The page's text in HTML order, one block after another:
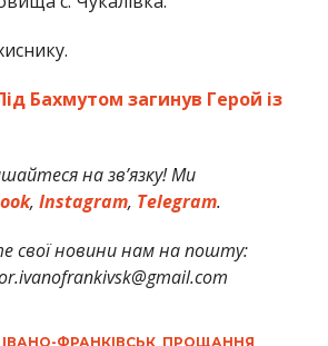
Бахмутом загинув Герой із
на зв’язку! Ми
, Instagram, Telegram.
свої новини нам на пошту:
ІВАНО-ФРАНКІВСЬК, ПРОЩАННЯ